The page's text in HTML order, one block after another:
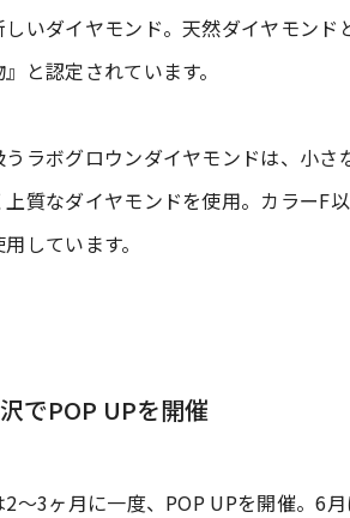
しいダイヤモンド。天然ダイヤモン
と認定されています。
うラボグロウンダイヤモンドは、小
上質なダイヤモンドを使用。カラーF
しています。
でPOP UPを開催
2～3ヶ月に一度、POP UPを開催。6